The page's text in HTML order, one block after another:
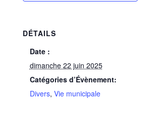
DÉTAILS
Date :
dimanche 22 juin 2025
Catégories d’Évènement:
Divers, Vie municipale